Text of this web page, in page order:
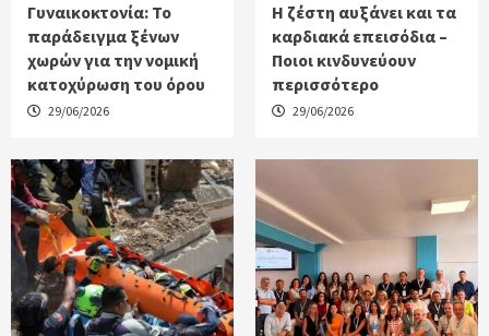
Γυναικοκτονία: Το
παράδειγμα ξένων
χωρών για την νομική
κατοχύρωση του όρου
29/06/2026
Η ζέστη αυξάνει και τα
καρδιακά επεισόδια –
Ποιοι κινδυνεύουν
περισσότερο
29/06/2026